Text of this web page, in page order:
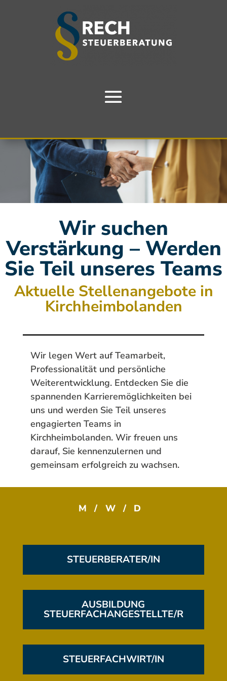
Wir suchen
Verstärkung – Werden
Sie Teil unseres Teams
Aktuelle Stellenangebote in
Kirchheimbolanden
Wir legen Wert auf Teamarbeit,
Professionalität und persönliche
Weiterentwicklung. Entdecken Sie die
spannenden Karrieremöglichkeiten bei
uns und werden Sie Teil unseres
engagierten Teams in
Kirchheimbolanden. Wir freuen uns
darauf, Sie kennenzulernen und
gemeinsam erfolgreich zu wachsen.
M/W/D
STEUERBERATER/IN
AUSBILDUNG
STEUERFACHANGESTELLTE/R
STEUERFACHWIRT/IN